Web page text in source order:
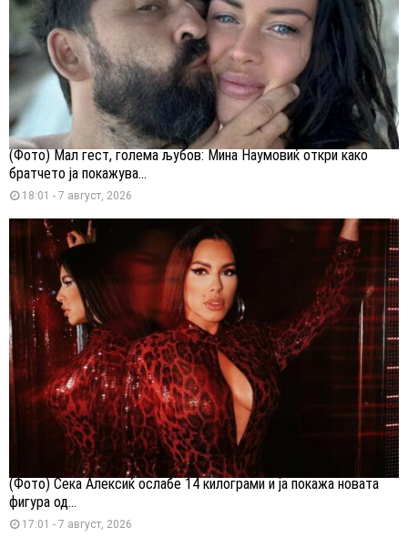
(Фото) Мал гест, голема љубов: Мина Наумовиќ откри како
братчето ја покажува...
18:01 - 7 август, 2026
(Фото) Сека Алексиќ ослабе 14 килограми и ја покажа новата
фигура од...
17:01 - 7 август, 2026